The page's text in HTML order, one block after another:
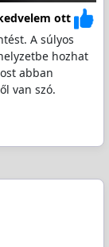
ott
A súlyos
hozhat
abban
van szó.